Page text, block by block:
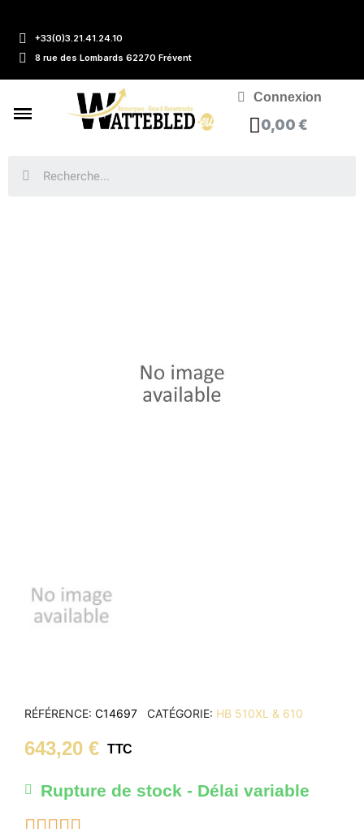
+33(0)3.21.41.24.10
8 rue des Lombards 62270 Frévent
Connexion
0,00 €
RÉFÉRENCE C14697 CATÉGORIE HB 510XL & 610
643,20 € TTC
Rupture de stock - Délai variable